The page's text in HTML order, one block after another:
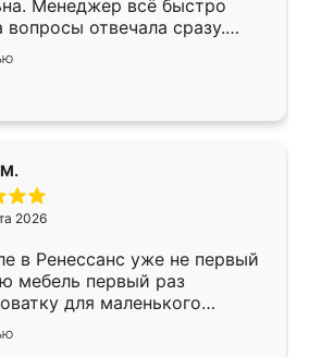
Менеджер всё быстро
вопросы отвечала сразу.
в субботу, подошёл к
ответственностью. Собрали
работали аккуратно, даже
2026
в Ренессанс уже не первый
мебель первый раз
для маленького
рождении ,во второй раз
купе. По качеству очень